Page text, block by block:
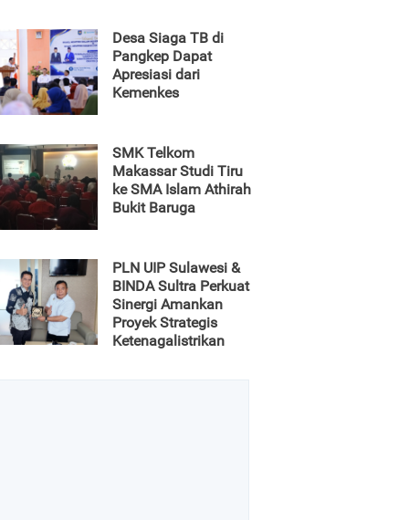
Desa Siaga TB di
Pangkep Dapat
Apresiasi dari
Kemenkes
SMK Telkom
Makassar Studi Tiru
ke SMA Islam Athirah
Bukit Baruga
PLN UIP Sulawesi &
BINDA Sultra Perkuat
Sinergi Amankan
Proyek Strategis
Ketenagalistrikan